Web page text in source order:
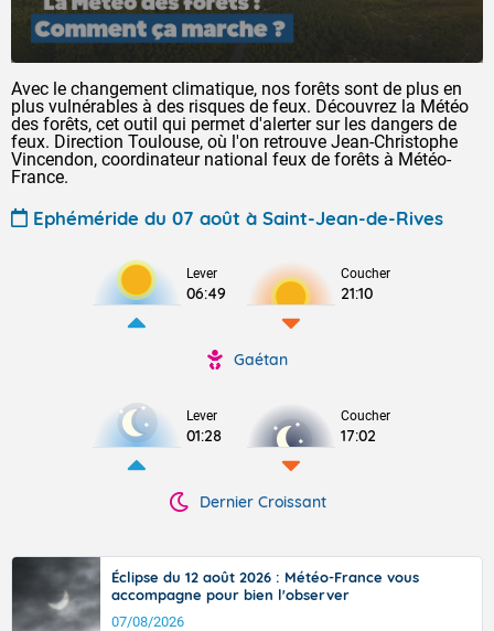
Avec le changement climatique, nos forêts sont de plus en
plus vulnérables à des risques de feux. Découvrez la Météo
des forêts, cet outil qui permet d'alerter sur les dangers de
feux. Direction Toulouse, où l'on retrouve Jean-Christophe
Vincendon, coordinateur national feux de forêts à Météo-
France.
Ephéméride du 07 août à Saint-Jean-de-Rives
Lever
06:49
Coucher
21:10
Gaétan
Lever
01:28
Coucher
17:02
Dernier Croissant
Éclipse du 12 août 2026 : Météo-France vous
accompagne pour bien l'observer
07/08/2026